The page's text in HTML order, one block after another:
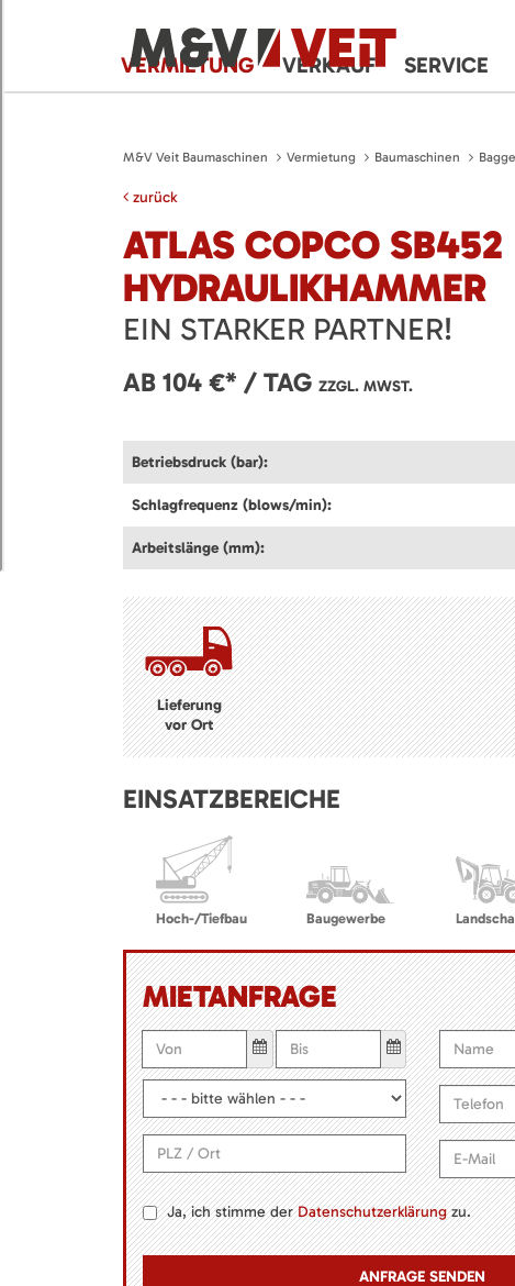
VERMIETUNG VERKAUF SERVICE
M&V Veit Baumaschinen Vermietung Baumaschinen
zurück
ATLAS COPCO SB452
HYDRAULIKHAMMER
EIN STARKER PARTNER!
AB 104 €* / TAG ZZGL. MWST.
Betriebsdruck (bar):
Schlagfrequenz (blows/min):
Arbeitslänge (mm):
Lieferung
vor Ort
EINSATZBEREICHE
Hoch-/Tiefbau Baugewerbe
MIETANFRAGE
Ja, ich stimme derDatenschutzerklärungzu.